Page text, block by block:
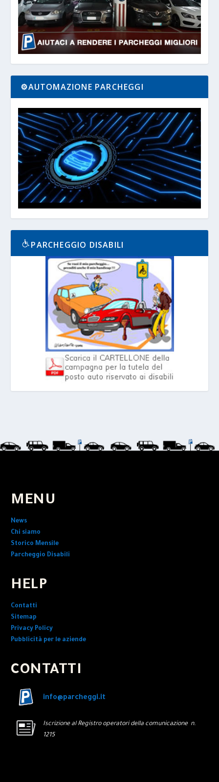
⚙️AUTOMAZIONE PARCHEGGI
PARCHEGGIO DISABILI
MENU
News
Chi siamo
Storico Mensile
Parcheggio Disabili
HELP
Contatti
Sitemap
Privacy Policy
Pubblicità per le aziende
CONTATTI
info@parcheggi.it
Iscrizione al Registro operatori della comunicazione n.
1215